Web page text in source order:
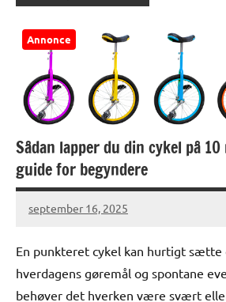
Annonce
Sådan lapper du din cykel på
guide for begyndere
september 16, 2025
En punkteret cykel kan hurtigt sætte
hverdagens gøremål og spontane
behøver det hverken være svært